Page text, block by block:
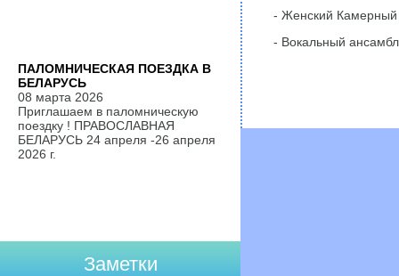
- Женский Камерный
- Вокальный
ПАЛОМНИЧЕСКАЯ ПОЕЗДКА В
БЕЛАРУСЬ
08 марта 2026
Приглашаем в паломническую
поездку ! ПРАВОСЛАВНАЯ
БЕЛАРУСЬ 24 апреля -26 апреля
2026 г.
Заметки